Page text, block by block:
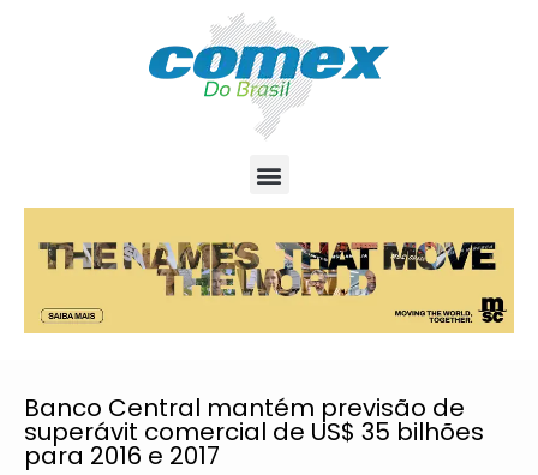
Banco Central mantém previsão de
superávit comercial de US$ 35 bilhões
para 2016 e 2017